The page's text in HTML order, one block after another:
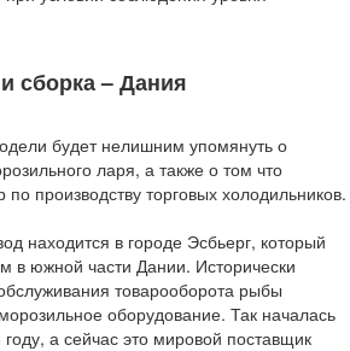
сборка– Дания
будет нелишним упомянуть о
ларя, а также о том что
производству торговых холодильников.
находится в городе Эсбьерг, который
в южной части Дании. Исторически
товарооборота рыбы
оборудование. Так началась
а сейчас это мировой поставщик